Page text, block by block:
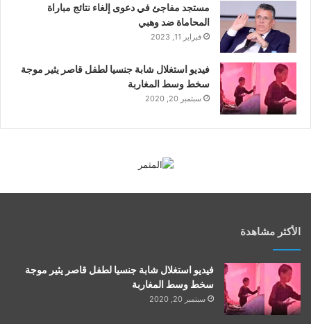
مستجد مفاجئ في دعوى إلغاء نتائج مباراة
المحاماة ضد وهبي
فبراير 11, 2023
فيديو استغلال شابة جنسيا لطفل قاصر يثير موجة
سخط وسط المغاربة
سبتمبر 20, 2020
الأكثر مشاهدة
فيديو استغلال شابة جنسيا لطفل قاصر يثير موجة
سخط وسط المغاربة
سبتمبر 20, 2020